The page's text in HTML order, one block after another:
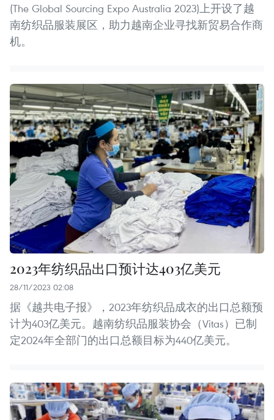
(The Global Sourcing Expo Australia 2023)上开设了越
南纺织品服装展区，助力越南企业寻找新贸易合作商
机。
2023年纺织品出口预计达403亿美元
28/11/2023 02:08
据《越共电子报》，2023年纺织品成衣的出口总额预
计为403亿美元。越南纺织品服装协会（Vitas）已制
定2024年全部门的出口总额目标为440亿美元。